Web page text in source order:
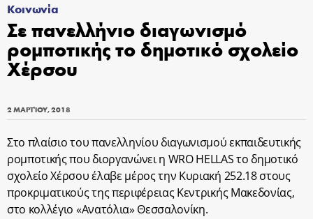
Κοινωνία
Σε πανελλήνιο διαγωνισμό
ρομποτικής το δημοτικό σχολείο
Χέρσου
2 ΜΑΡΤΊΟΥ, 2018
Στο πλαίσιο του πανελληνίου διαγωνισμού εκπαιδευτικής
ρομποτικής που διοργανώνει η WRO HELLAS το δημοτικό
σχολείο Χέρσου έλαβε μέρος την Κυριακή 252.18 στους
προκριματικούς της περιφέρειας Κεντρικής Μακεδονίας,
στο κολλέγιο «Ανατόλια» Θεσσαλονίκη.